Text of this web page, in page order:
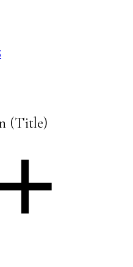
(Title)